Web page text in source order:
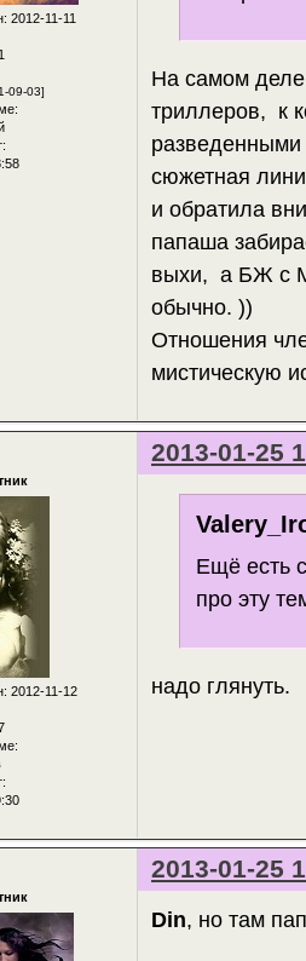
: 2012-11-11
09-03]
На самом
триллеров, к
разведенными
сюжетная
и обратила
папаша
выхи, а БЖ с
обычно. ))
Отношения
мистическую
2013-01-25
: 2012-11-12
Ещё есть
про эту
надо глянуть.
2013-01-25
Din, но там